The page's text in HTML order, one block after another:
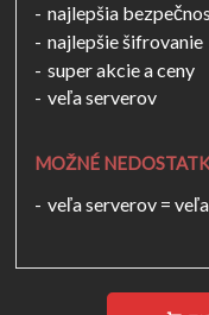
najlepšia
najlepšie šifrovanie
super akcie a ceny
veľa serverov
MOŽNÉ
veľa serverov =